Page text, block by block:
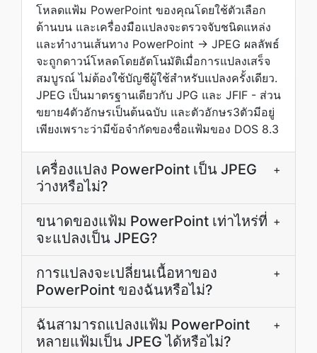
โหลดแฟ้ม PowerPoint ของคุณโดยใช้ตัวเลือก
ด้านบน และเครื่องมือแปลงจะตรวจจับชนิดแหล่ง
และทำงานเส้นทาง PowerPoint → JPEG ผลลัพธ์
จะถูกดาวน์โหลดโดยอัตโนมัติเมื่อการแปลงเสร็จ
สมบูรณ์ ไม่ต้องใช้บัญชีผู้ใช้สำหรับแปลงครั้งเดียว.
JPEG เป็นมาตรฐานเดียวกับ JPG และ JFIF - ส่วน
ขยาย4ตัวอักษรเป็นต้นฉบับ และตัวอักษร3ตัวมีอยู่
เพียงเพราะว่ามีข้อจำกัดของชื่อแฟ้มของ DOS 8.3
เครื่องแปลง PowerPoint เป็น JPEG
ว่างหรือไม่?
+
ขนาดของแฟ้ม PowerPoint เท่าไหร่ที่
จะแปลงเป็น JPEG?
+
การแปลงจะเปลี่ยนเนื้อหาของ
PowerPoint ของฉันหรือไม่?
+
ฉันสามารถแปลงแฟ้ม PowerPoint
หลายแฟ้มเป็น JPEG ได้หรือไม่?
+